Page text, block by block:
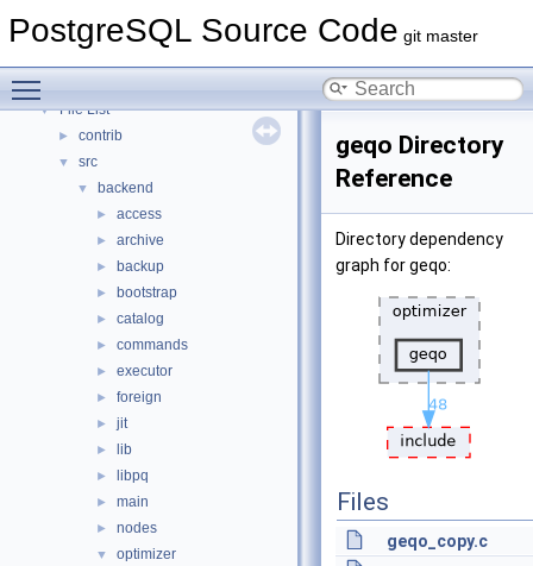
PostgreSQL Source Code git master
► Namespaces
▼
▼ File List
► contrib
▼ src
▼ backend
► access
► archive
► backup
► bootstrap
► catalog
► commands
► executor
► foreign
► jit
► lib
► libpq
► main
► nodes
▼ optimizer
geqo Directory
Reference
Directory dependency
graph for geqo:
Files
geqo_copy.c